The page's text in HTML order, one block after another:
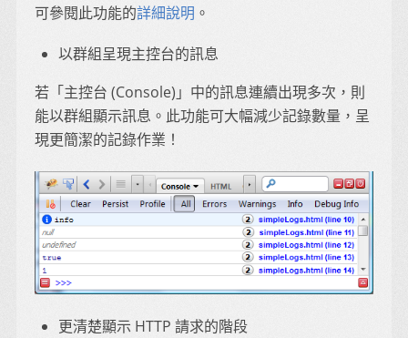
可參閱此功能的詳細說明 。
以群組呈現主控台的訊息
若「主控台 (Console)」中的訊息連續出現多次，則
能以群組顯示訊息。此功能可大幅減少記錄數量，呈
現更簡潔的記錄作業！
更清楚顯示 HTTP 請求的階段